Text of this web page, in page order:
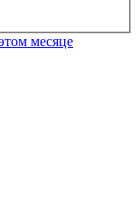
месяце